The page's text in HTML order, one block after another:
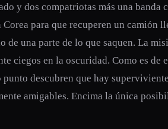
y dos compatriotas más una banda
para que recuperen un camión
de una parte de lo que saquen. La
ciegos en la oscuridad. Como es de
descubren que hay
amigables. Encima la única